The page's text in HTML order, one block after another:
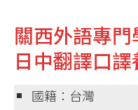
關西外語專
日中翻譯口
國籍：台灣